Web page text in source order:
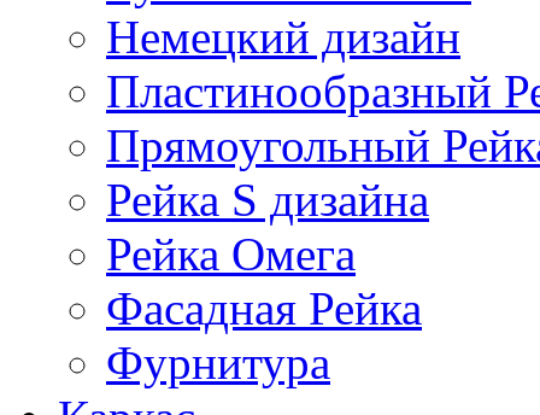
Немецкий дизайн
Пластинообразный
Прямоугольный
Рейка S дизайна
Рейка Омега
Фасадная Рейка
Фурнитура